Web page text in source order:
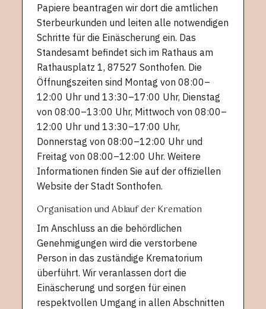
Papiere beantragen wir dort die amtlichen
Sterbeurkunden und leiten alle notwendigen
Schritte für die Einäscherung ein. Das
Standesamt befindet sich im Rathaus am
Rathausplatz 1, 87527 Sonthofen. Die
Öffnungszeiten sind Montag von 08:00–
12:00 Uhr und 13:30–17:00 Uhr, Dienstag
von 08:00–13:00 Uhr, Mittwoch von 08:00–
12:00 Uhr und 13:30–17:00 Uhr,
Donnerstag von 08:00–12:00 Uhr und
Freitag von 08:00–12:00 Uhr. Weitere
Informationen finden Sie auf der offiziellen
Website der Stadt Sonthofen.
Organisation und Ablauf der Kremation
Im Anschluss an die behördlichen
Genehmigungen wird die verstorbene
Person in das zuständige Krematorium
überführt. Wir veranlassen dort die
Einäscherung und sorgen für einen
respektvollen Umgang in allen Abschnitten